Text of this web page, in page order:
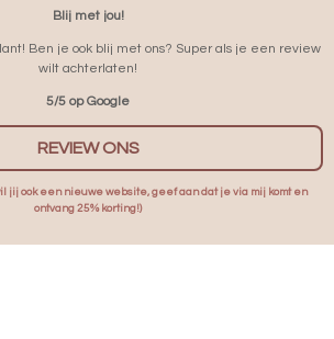
O
R
M
Blij met jou!
Ben je ook blij met ons? Super als je een review
wilt achterlaten!
5/5 op Google
REVIEW ONS
jij ook een nieuwe website, geef aan dat je via mij komt en
ontvang 25% korting!)